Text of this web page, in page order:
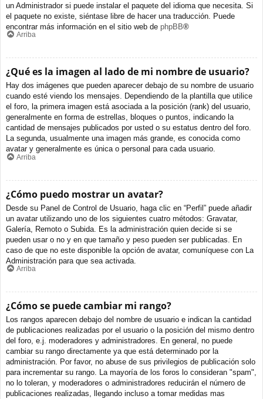
un Administrador si puede instalar el paquete del idioma que necesita. Si
el paquete no existe, siéntase libre de hacer una traducción. Puede
encontrar más información en el sitio web de phpBB®
Arriba
¿Qué es la imagen al lado de mi nombre de usuario?
Hay dos imágenes que pueden aparecer debajo de su nombre de usuario
cuando esté viendo los mensajes. Dependiendo de la plantilla que utilice
el foro, la primera imagen está asociada a la posición (rank) del usuario,
generalmente en forma de estrellas, bloques o puntos, indicando la
cantidad de mensajes publicados por usted o su estatus dentro del foro.
La segunda, usualmente una imagen más grande, es conocida como
avatar y generalmente es única o personal para cada usuario.
Arriba
¿Cómo puedo mostrar un avatar?
Desde su Panel de Control de Usuario, haga clic en “Perfil” puede añadir
un avatar utilizando uno de los siguientes cuatro métodos: Gravatar,
Galería, Remoto o Subida. Es la administración quien decide si se
pueden usar o no y en que tamaño y peso pueden ser publicadas. En
caso de que no este disponible la opción de avatar, comuníquese con La
Administración para que sea activada.
Arriba
¿Cómo se puede cambiar mi rango?
Los rangos aparecen debajo del nombre de usuario e indican la cantidad
de publicaciones realizadas por el usuario o la posición del mismo dentro
del foro, e.j. moderadores y administradores. En general, no puede
cambiar su rango directamente ya que está determinado por la
administración. Por favor, no abuse de sus privilegios de publicación solo
para incrementar su rango. La mayoría de los foros lo consideran "spam",
no lo toleran, y moderadores o administradores reducirán el número de
publicaciones realizadas, llegando incluso a tomar medidas mas